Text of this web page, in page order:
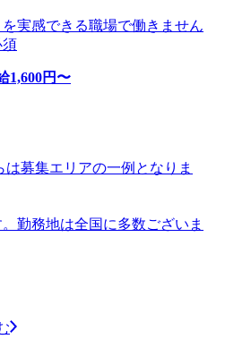
実感できる職場で働きません
1,600円〜
募集エリアの一例となりま
勤務地は全国に多数ございま